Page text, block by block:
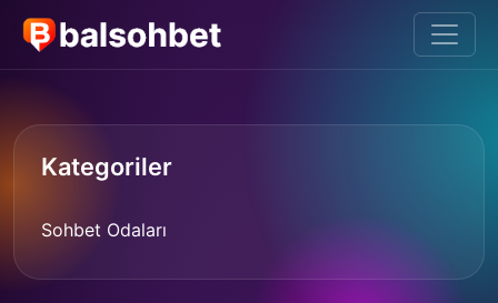
Kategoriler
Sohbet Odaları